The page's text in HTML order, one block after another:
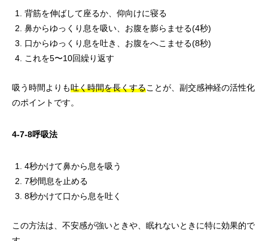
背筋を伸ばして座るか、仰向けに寝る
鼻からゆっくり息を吸い、お腹を膨らませる(4秒)
口からゆっくり息を吐き、お腹をへこませる(8秒)
これを5〜10回繰り返す
吸う時間よりも吐く時間を長くすることが、副交感神経の活性化
のポイントです。
4-7-8呼吸法
4秒かけて鼻から息を吸う
7秒間息を止める
8秒かけて口から息を吐く
この方法は、不安感が強いときや、眠れないときに特に効果的で